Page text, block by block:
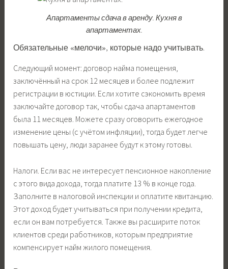
Апартаменты сдача в аренду. Кухня в
апартаментах.
Обязательные «мелочи», которые надо учитывать.
Следующий момент: договор найма помещения,
заключённый на срок 12 месяцев и более подлежит
регистрации в юстиции. Если хотите сэкономить время
заключайте договор так, чтобы сдача апартаментов
была 11 месяцев. Можете сразу оговорить ежегодное
изменение цены (с учётом инфляции), тогда будет легче
повышать цену, люди заранее будут к этому готовы.
Налоги. Если вас не интересует пенсионное накопление
с этого вида дохода, тогда платите 13 % в конце года.
Заполните в налоговой инспекции и оплатите квитанцию.
Этот доход будет учитываться при получении кредита,
если он вам потребуется. Также вы расширите поток
клиентов среди работников, которым предприятие
компенсирует найм жилого помещения.